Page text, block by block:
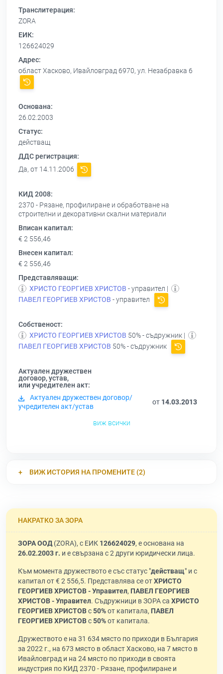
Транслитерация:
ZORA
ЕИК:
126624029
Адрес:
област Хасково, Ивайловград 6970, ул. Незабравка 6
Основана:
26.02.2003
Статус:
действащ
ДДС регистрация:
Да, от 14.11.2006
КИД 2008:
2370 - Рязане, профилиране и обработване на
строителни и декоративни скални материали
Вписан капитал:
€ 2 556,46
Внесен капитал:
€ 2 556,46
Представляващи:
ХРИСТО ГЕОРГИЕВ ХРИСТОВ - управител |
ПАВЕЛ ГЕОРГИЕВ ХРИСТОВ - управител
Собственост:
ХРИСТО ГЕОРГИЕВ ХРИСТОВ 50% - съдружник |
ПАВЕЛ ГЕОРГИЕВ ХРИСТОВ 50% - съдружник
Актуален дружествен
договор, устав,
или учредителен акт:
Актуален дружествен договор/
учредителен акт/устав
от 14.03.2013
виж всички
ВИЖ ИСТОРИЯ НА ПРОМЕНИТЕ (2)
НАКРАТКО ЗА ЗОРА
ЗОРА ООД(ZORA), с ЕИК 126624029, е основана на
26.02.2003 г. и е свързана с 2 други юридически лица.
Към момента дружеството е със статус "действащ" и с
капитал от € 2 556,5. Представлява се отХРИСТО
ГЕОРГИЕВ ХРИСТОВ - Управител, ПАВЕЛ ГЕОРГИЕВ
ХРИСТОВ - Управител. Съдружници в ЗОРА са ХРИСТО
ГЕОРГИЕВ ХРИСТОВс50%от капитала, ПАВЕЛ
ГЕОРГИЕВ ХРИСТОВс50%от капитала.
Дружеството е на 31 634 място по приходи в България
за 2022 г., на 673 място в област Хасково, на 7 място в
Ивайловград и на 24 място по приходи в своята
индустрия по КИД 2370 - Рязане, профилиране и